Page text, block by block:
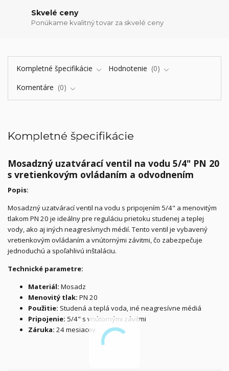
Skvelé ceny
Ponúkame kvalitný tovar za skvelé ceny
Kompletné špecifikácie Hodnotenie
0
Komentáre
0
Kompletné špecifikácie
Mosadzný uzatvárací ventil na vodu 5/4" PN 20
s vretienkovým ovládaním a odvodnením
Popis:
Mosadzný uzatvárací ventil na vodu s pripojením 5/4" a menovitým
tlakom PN 20 je ideálny pre reguláciu prietoku studenej a teplej
vody, ako aj iných neagresívnych médií. Tento ventil je vybavený
vretienkovým ovládaním a vnútornými závitmi, čo zabezpečuje
jednoduchú a spoľahlivú inštaláciu.
Technické parametre:
Materiál: Mosadz
Menovitý tlak: PN 20
Použitie: Studená a teplá voda, iné neagresívne médiá
Pripojenie: 5/4" s vnútornými závitmi
Záruka: 24 mesiacov